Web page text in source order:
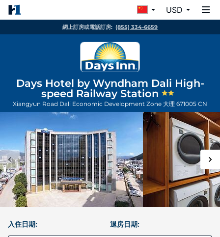
USD
網上訂房或電話訂房: (855) 334-6659
Days Hotel by Wyndham Dali High-
speed Railway Station
Xiangyun Road Dali Economic Development Zone 大理 671005 CN
入住日期: 退房日期: